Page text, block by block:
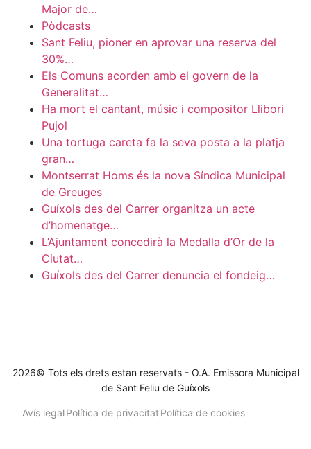
Major de…
Pòdcasts
Sant Feliu, pioner en aprovar una reserva del
30%…
Els Comuns acorden amb el govern de la
Generalitat…
Ha mort el cantant, músic i compositor Llibori
Pujol
Una tortuga careta fa la seva posta a la platja
gran…
Montserrat Homs és la nova Síndica Municipal
de Greuges
Guíxols des del Carrer organitza un acte
d’homenatge…
L’Ajuntament concedirà la Medalla d’Or de la
Ciutat…
Guíxols des del Carrer denuncia el fondeig…
2026© Tots els drets estan reservats - O.A. Emissora Municipal
de Sant Feliu de Guíxols
Avís legalPolítica de privacitatPolítica de cookies